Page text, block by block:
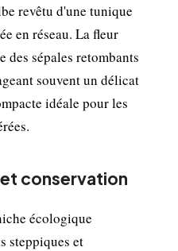
revêtu d'une tunique
en réseau. La fleur
sépales retombants
souvent un délicat
idéale pour les
conservation
écologique
steppiques et